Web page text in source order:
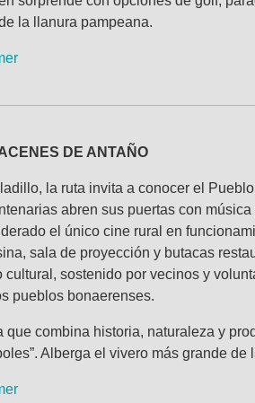
la llanura pampeana.
DE ANTAÑO
la ruta invita a conocer el
abren sus puertas con
el único cine rural en
sala de proyección y butacas
cultural, sostenido por vecinos y
pueblos bonaerenses.
que combina historia, naturaleza y
Alberga el vivero más grande